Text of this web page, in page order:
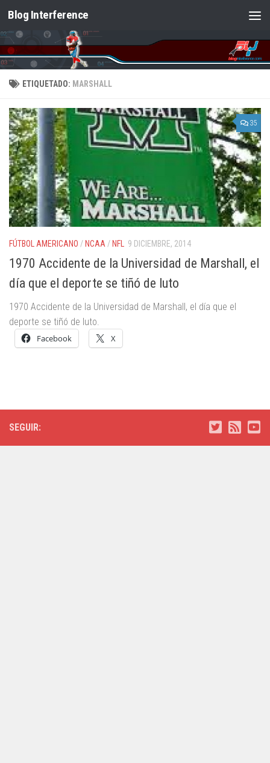
Saltar al contenido
Blog Interference
ETIQUETADO: MARSHALL
35
FÚTBOL AMERICANO / NCAA / NFL 9 DICIEMBRE, 2014
1970 Accidente de la Universidad de Marshall, el
día que el deporte se tiñó de luto
1970 Accidente de la Universidad de Marshall, el día que el
deporte se tiñó de luto.
Facebook X
SEGUIR: